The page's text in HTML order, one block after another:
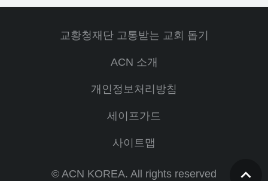
교황청재단 고통받는 교회 돕기
ACN 소개
개인정보처리방침
세이프가드
사이트맵
© ACN KOREA. All rights reserved